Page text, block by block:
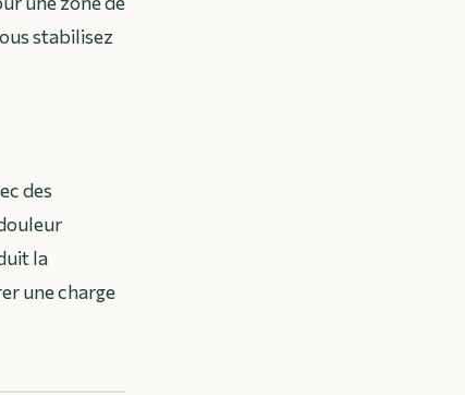
stabilisez
des
la
une charge